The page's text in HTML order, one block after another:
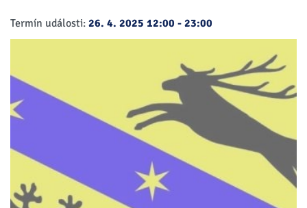
Termín události: 26. 4. 2025 12:00 - 23:00